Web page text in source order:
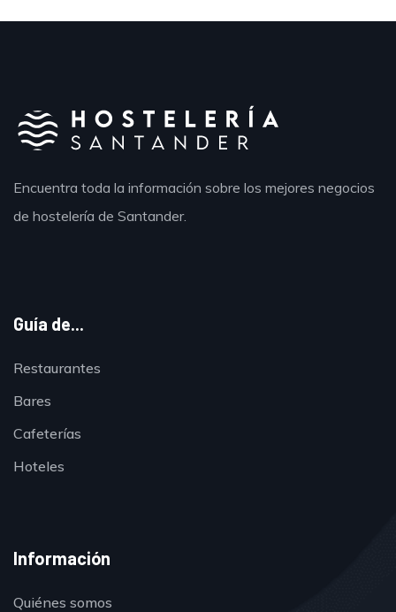
Encuentra toda la información sobre los mejores negocios
de hostelería de Santander.
Guía de...
Restaurantes
Bares
Cafeterías
Hoteles
Información
Quiénes somos